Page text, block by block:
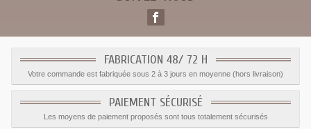
FABRICATION 48/ 72 H
Votre commande est fabriquée sous 2 à 3 jours en moyenne (hors livraison)
PAIEMENT SÉCURISÉ
Les moyens de paiement proposés sont tous totalement sécurisés